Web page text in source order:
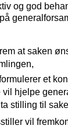
og god
at saken
et
vil hjelpe
stilling til
vil